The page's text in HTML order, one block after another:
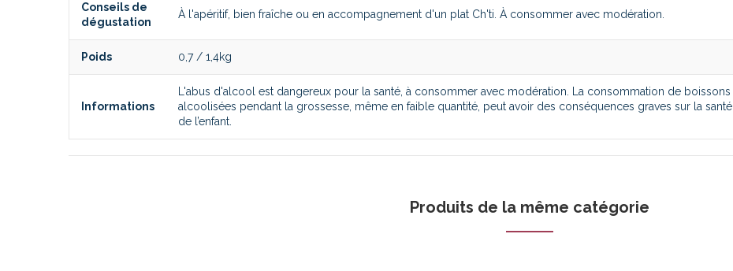
Conseils de
dégustation
À l'apéritif, bien fraîche ou en accompagnement d'un plat Ch'ti. À consommer avec modération.
Poids 0,7 / 1,4kg
Informations
L'abus d'alcool est dangereux pour la santé, à consommer avec modération. La consommation de boissons
alcoolisées pendant la grossesse, même en faible quantité, peut avoir des conséquences graves sur la santé
de l’enfant.
Produits de la même catégorie